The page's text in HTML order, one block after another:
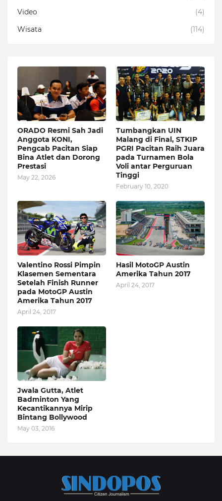
Video
(4)
Wisata
(114)
ORADO Resmi Sah Jadi
Anggota KONI,
Pengcab Pacitan Siap
Bina Atlet dan Dorong
Prestasi
May 22, 2026
Tumbangkan UIN
Malang di Final, STKIP
PGRI Pacitan Raih Juara
pada Turnamen Bola
Voli antar Perguruan
Tinggi
February 10, 2020
Valentino Rossi Pimpin
Klasemen Sementara
Setelah Finish Runner
pada MotoGP Austin
Amerika Tahun 2017
April 24, 2017
Hasil MotoGP Austin
Amerika Tahun 2017
April 24, 2017
Jwala Gutta, Atlet
Badminton Yang
Kecantikannya Mirip
Bintang Bollywood
May 03, 2016